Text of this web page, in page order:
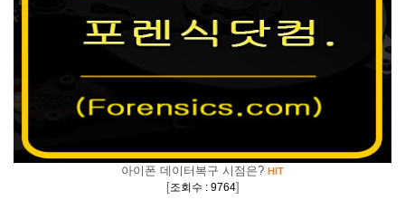
아이폰 데이터복구 시점은? HIT
[조회수 : 9764]